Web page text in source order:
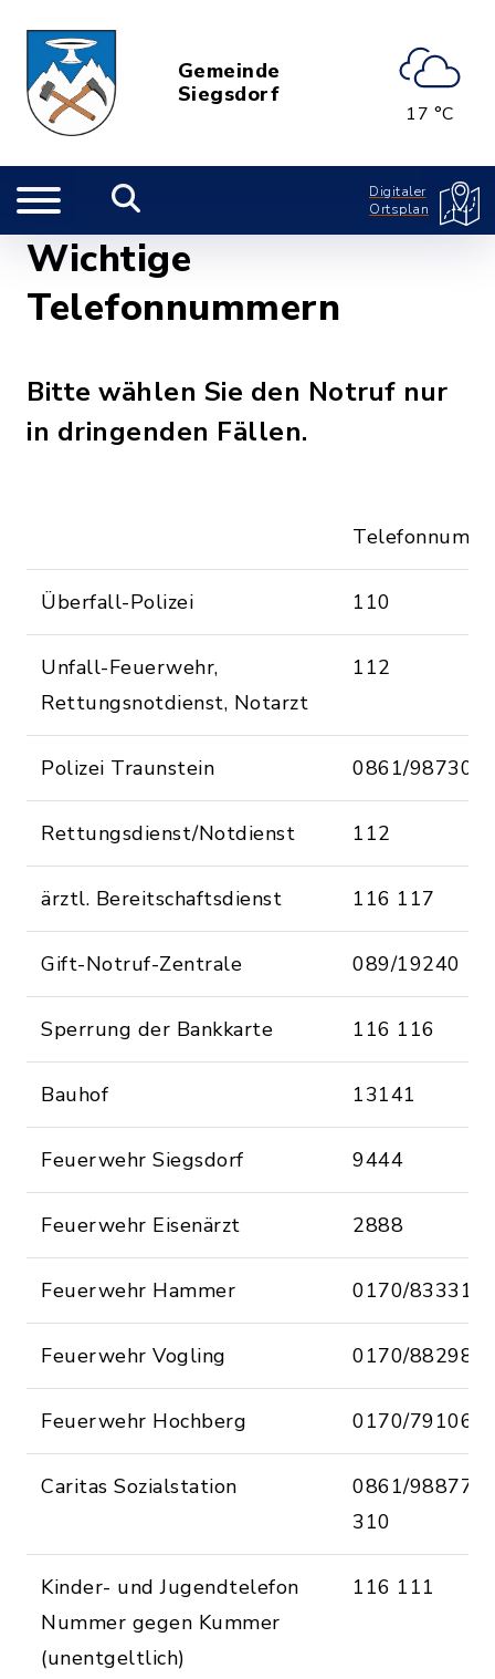
Gemeinde
Siegsdorf
17 °C
Digitaler
Ortsplan
Wichtige
Telefonnummern
Bitte wählen Sie den Notruf nur
in dringenden Fällen.
Überfall-Polizei 110
Unfall-Feuerwehr,
Rettungsnotdienst, Notarzt
112
Polizei Traunstein 0861/98730
Rettungsdienst/Notdienst 112
ärztl. Bereitschaftsdienst 116 117
Gift-Notruf-Zentrale 089/19240
Sperrung der Bankkarte 116 116
Bauhof 13141
Feuerwehr Siegsdorf 9444
Feuerwehr Eisenärzt 2888
Feuerwehr Hammer 0170/
Feuerwehr Vogling 0170/
Feuerwehr Hochberg 0170/
Caritas Sozialstation
0861/98877-
310
Kinder- und Jugendtelefon
Nummer gegen Kummer
(unentgeltlich)
116 111